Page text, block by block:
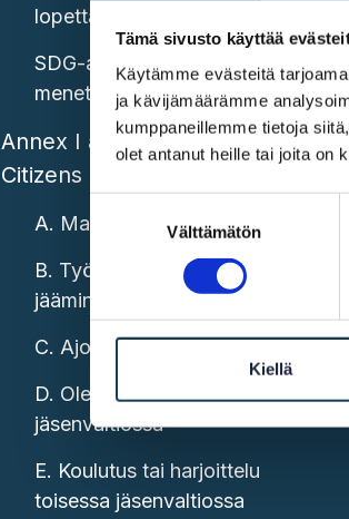
Tämä sivusto käyttää
Käytämme evästeitä
ja kävijämäärämme
kumppaneillemme tietoja
olet antanut heille tai joita on
Välttämätön
Kiellä
lopettaminen
SDG-asetuksen
menettelyiden laajennukset
Annex I areas of information:
Citizens
A. Matkustaminen unionissa
B. Työskentely ja eläkkeelle
jääminen unionissa
C. Ajoneuvot unionissa
D. Oleskelu toisessa
jäsenvaltiossa
E. Koulutus tai harjoittelu
toisessa jäsenvaltiossa